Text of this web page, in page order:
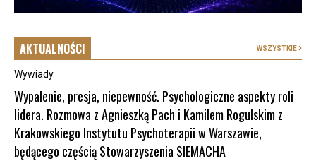
AKTUALNOŚCI WSZYSTKIE
Wywiady
Wypalenie, presja, niepewność. Psychologiczne aspekty roli
lidera. Rozmowa z Agnieszką Pach i Kamilem Rogulskim z
Krakowskiego Instytutu Psychoterapii w Warszawie,
będącego częścią Stowarzyszenia SIEMACHA